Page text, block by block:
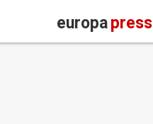
europapress